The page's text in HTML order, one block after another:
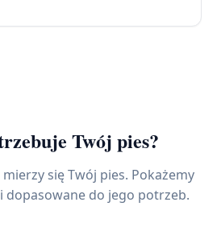
Twój pies?
się Twój pies. Pokażemy
dopasowane do jego potrzeb.